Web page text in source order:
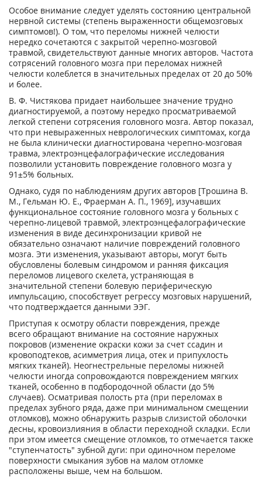
Особое внимание следует уделять состоянию центральной
нервной системы (степень выраженности общемозговых
симптомов!). О том, что переломы нижней челюсти
нередко сочетаются с закрытой черепно-мозговой
травмой, свидетельствуют данные многих авторов. Частота
сотрясений головного мозга при переломах нижней
челюсти колеблется в значительных пределах от 20 до 50%
и более.
В. Ф. Чистякова придает наибольшее значение трудно
диагностируемой, а поэтому нередко просматриваемой
легкой степени сотрясения головного мозга. Автор показал,
что при невыраженных неврологических симптомах, когда
не была клинически диагностирована черепно-мозговая
травма, электроэнцефалографические исследования
позволили установить повреждение головного мозга у
91±5% больных.
Однако, судя по наблюдениям других авторов [Трошина В.
М., Гельман Ю. Е., Фраерман А. П., 1969], изучавших
функциональное состояние головного мозга у больных с
черепно-лицевой травмой, электроэнцефалографические
изменения в виде десинхронизации кривой не
обязательно означают наличие повреждений головного
мозга. Эти изменения, указывают авторы, могут быть
обусловлены болевым синдромом и ранняя фиксация
переломов лицевого скелета, устраняющая в
значительной степени болевую периферическую
импульсацию, способствует регрессу мозговых нарушений,
что подтверждается данными ЭЭГ.
Приступая к осмотру области повреждения, прежде
всего обращают внимание на состояние наружных
покровов (изменение окраски кожи за счет ссадин и
кровоподтеков, асимметрия лица, отек и припухлость
мягких тканей). Неогнестрельные переломы нижней
челюсти иногда сопровождаются повреждением мягких
тканей, особенно в подбородочной области (до 5%
случаев). Осматривая полость рта (при переломах в
пределах зубного ряда, даже при минимальном смещении
отломков), можно обнаружить разрыв слизистой оболочки
десны, кровоизлияния в области переходной складки. Если
при этом имеется смещение отломков, то отмечается также
"ступенчатость" зубной дуги: при одиночном переломе
поверхности смыкания зубов на малом отломке
расположены выше, чем на большом.